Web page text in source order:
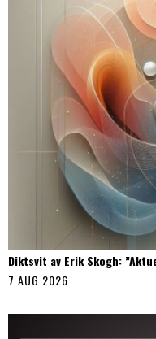
Diktsvit av Erik Skogh:
7 AUG 2026